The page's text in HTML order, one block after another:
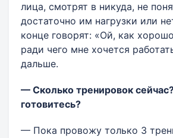
лица, смотрят в никуда, не
достаточно им нагрузки или
конце говорят: «Ой, как
ради чего мне хочется
дальше.
— Сколько тренировок
готовитесь?
— Пока провожу только 3